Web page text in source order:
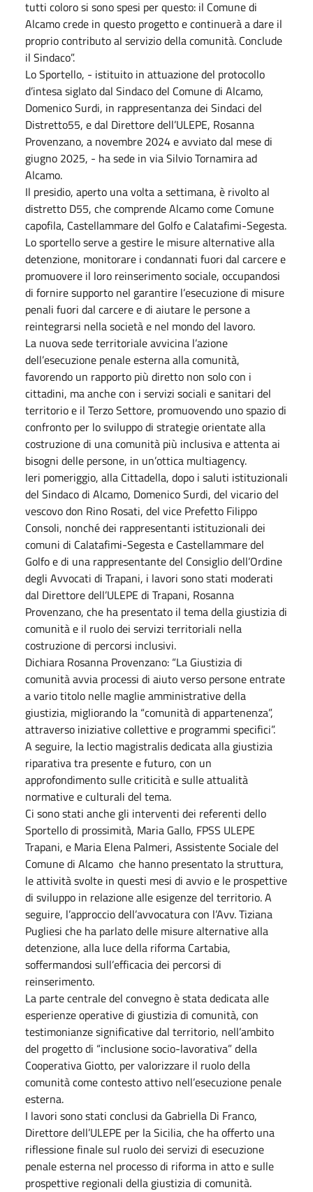
tutti coloro si sono spesi per questo: il Comune di
Alcamo crede in questo progetto e continuerà a dare il
proprio contributo al servizio della comunità. Conclude
il Sindaco”.
Lo Sportello, - istituito in attuazione del protocollo
d’intesa siglato dal Sindaco del Comune di Alcamo,
Domenico Surdi, in rappresentanza dei Sindaci del
Distretto55, e dal Direttore dell’ULEPE, Rosanna
Provenzano, a novembre 2024 e avviato dal mese di
giugno 2025, - ha sede in via Silvio Tornamira ad
Alcamo.
Il presidio, aperto una volta a settimana, è rivolto al
distretto D55, che comprende Alcamo come Comune
capofila, Castellammare del Golfo e Calatafimi-Segesta.
Lo sportello serve a gestire le misure alternative alla
detenzione, monitorare i condannati fuori dal carcere e
promuovere il loro reinserimento sociale, occupandosi
di fornire supporto nel garantire l’esecuzione di misure
penali fuori dal carcere e di aiutare le persone a
reintegrarsi nella società e nel mondo del lavoro.
La nuova sede territoriale avvicina l’azione
dell’esecuzione penale esterna alla comunità,
favorendo un rapporto più diretto non solo con i
cittadini, ma anche con i servizi sociali e sanitari del
territorio e il Terzo Settore, promuovendo uno spazio di
confronto per lo sviluppo di strategie orientate alla
costruzione di una comunità più inclusiva e attenta ai
bisogni delle persone, in un’ottica multiagency.
Ieri pomeriggio, alla Cittadella, dopo i saluti istituzionali
del Sindaco di Alcamo, Domenico Surdi, del vicario del
vescovo don Rino Rosati, del vice Prefetto Filippo
Consoli, nonché dei rappresentanti istituzionali dei
comuni di Calatafimi-Segesta e Castellammare del
Golfo e di una rappresentante del Consiglio dell’Ordine
degli Avvocati di Trapani, i lavori sono stati moderati
dal Direttore dell’ULEPE di Trapani, Rosanna
Provenzano, che ha presentato il tema della giustizia di
comunità e il ruolo dei servizi territoriali nella
costruzione di percorsi inclusivi.
Dichiara Rosanna Provenzano: “La Giustizia di
comunità avvia processi di aiuto verso persone entrate
a vario titolo nelle maglie amministrative della
giustizia, migliorando la “comunità di appartenenza”,
attraverso iniziative collettive e programmi specifici”.
A seguire, la lectio magistralis dedicata alla giustizia
riparativa tra presente e futuro, con un
approfondimento sulle criticità e sulle attualità
normative e culturali del tema.
Ci sono stati anche gli interventi dei referenti dello
Sportello di prossimità, Maria Gallo, FPSS ULEPE
Trapani, e Maria Elena Palmeri, Assistente Sociale del
Comune di Alcamo che hanno presentato la struttura,
le attività svolte in questi mesi di avvio e le prospettive
di sviluppo in relazione alle esigenze del territorio. A
seguire, l’approccio dell’avvocatura con l’Avv. Tiziana
Pugliesi che ha parlato delle misure alternative alla
detenzione, alla luce della riforma Cartabia,
soffermandosi sull’efficacia dei percorsi di
reinserimento.
La parte centrale del convegno è stata dedicata alle
esperienze operative di giustizia di comunità, con
testimonianze significative dal territorio, nell’ambito
del progetto di “inclusione socio-lavorativa” della
Cooperativa Giotto, per valorizzare il ruolo della
comunità come contesto attivo nell’esecuzione penale
esterna.
I lavori sono stati conclusi da Gabriella Di Franco,
Direttore dell’ULEPE per la Sicilia, che ha offerto una
riflessione finale sul ruolo dei servizi di esecuzione
penale esterna nel processo di riforma in atto e sulle
prospettive regionali della giustizia di comunità.